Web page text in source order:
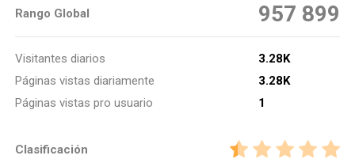
Rango Global 957 899
Visitantes diarios
3.28K
Páginas vistas diariamente
3.28K
Páginas vistas pro usuario
1
Clasificación